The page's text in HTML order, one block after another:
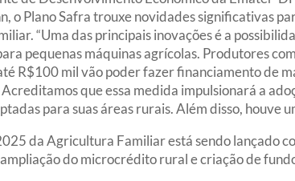
o Plano Safra trouxe novidades significativas
“Uma das principais inovações é a
pequenas máquinas agrícolas. Produtores
R$100 mil vão poder fazer financiamento de
que essa medida impulsionará a
para suas áreas rurais. Além disso, houve
da Agricultura Familiar está sendo lançado
do microcrédito rural e criação de